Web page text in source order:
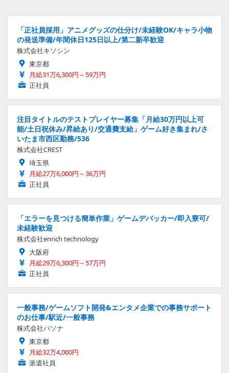
「正社員採用」アニメグッズの仕分け/未経験OK/キャラ小物
の発送準備/年間休日125日以上/第二新卒歓迎
株式会社キソシン
東京都
月給31万6,300円～59万円
正社員
注目タイトルのテストプレイヤー募集「月給30万円以上可
能/土日祝休み/昇給あり/交通費支給」ゲーム好き集まれ/さ
いたま市西区勤務/536
株式会社CREST
埼玉県
月給27万6,000円～36万円
正社員
「エラーを見つける簡単作業」ゲームデバッカー/即入寮可/
未経験歓迎
株式会社enrich technology
大阪府
月給29万6,300円～57万円
正社員
一般事務/ゲームソフト開発&エンタメ企業での事務サポート
のお仕事/駅近/一般事務
株式会社パソナ
東京都
月給32万4,000円
派遣社員